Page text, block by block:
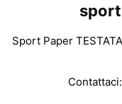
Sport Paper
Contattaci: